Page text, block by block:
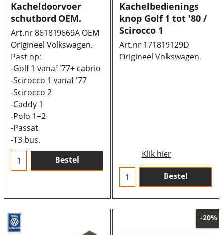
Kacheldoorvoer
schutbord OEM.
Art.nr 861819669A OEM
Origineel Volkswagen.
Past op:
-Golf 1 vanaf '77+ cabrio
-Scirocco 1 vanaf '77
-Scirocco 2
-Caddy 1
-Polo 1+2
-Passat
-T3 bus.
Bestel
Kachelbedienings
knop Golf 1 tot '80 /
Scirocco 1
Art.nr 171819129D
Origineel Volkswagen.
Klik hier
Bestel
-20%